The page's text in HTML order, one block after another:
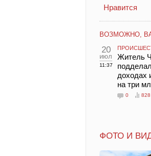
Нравится
ВОЗМОЖНО,
20
июл
11:37
Житель
доходах
на три
0 828
ФОТО И